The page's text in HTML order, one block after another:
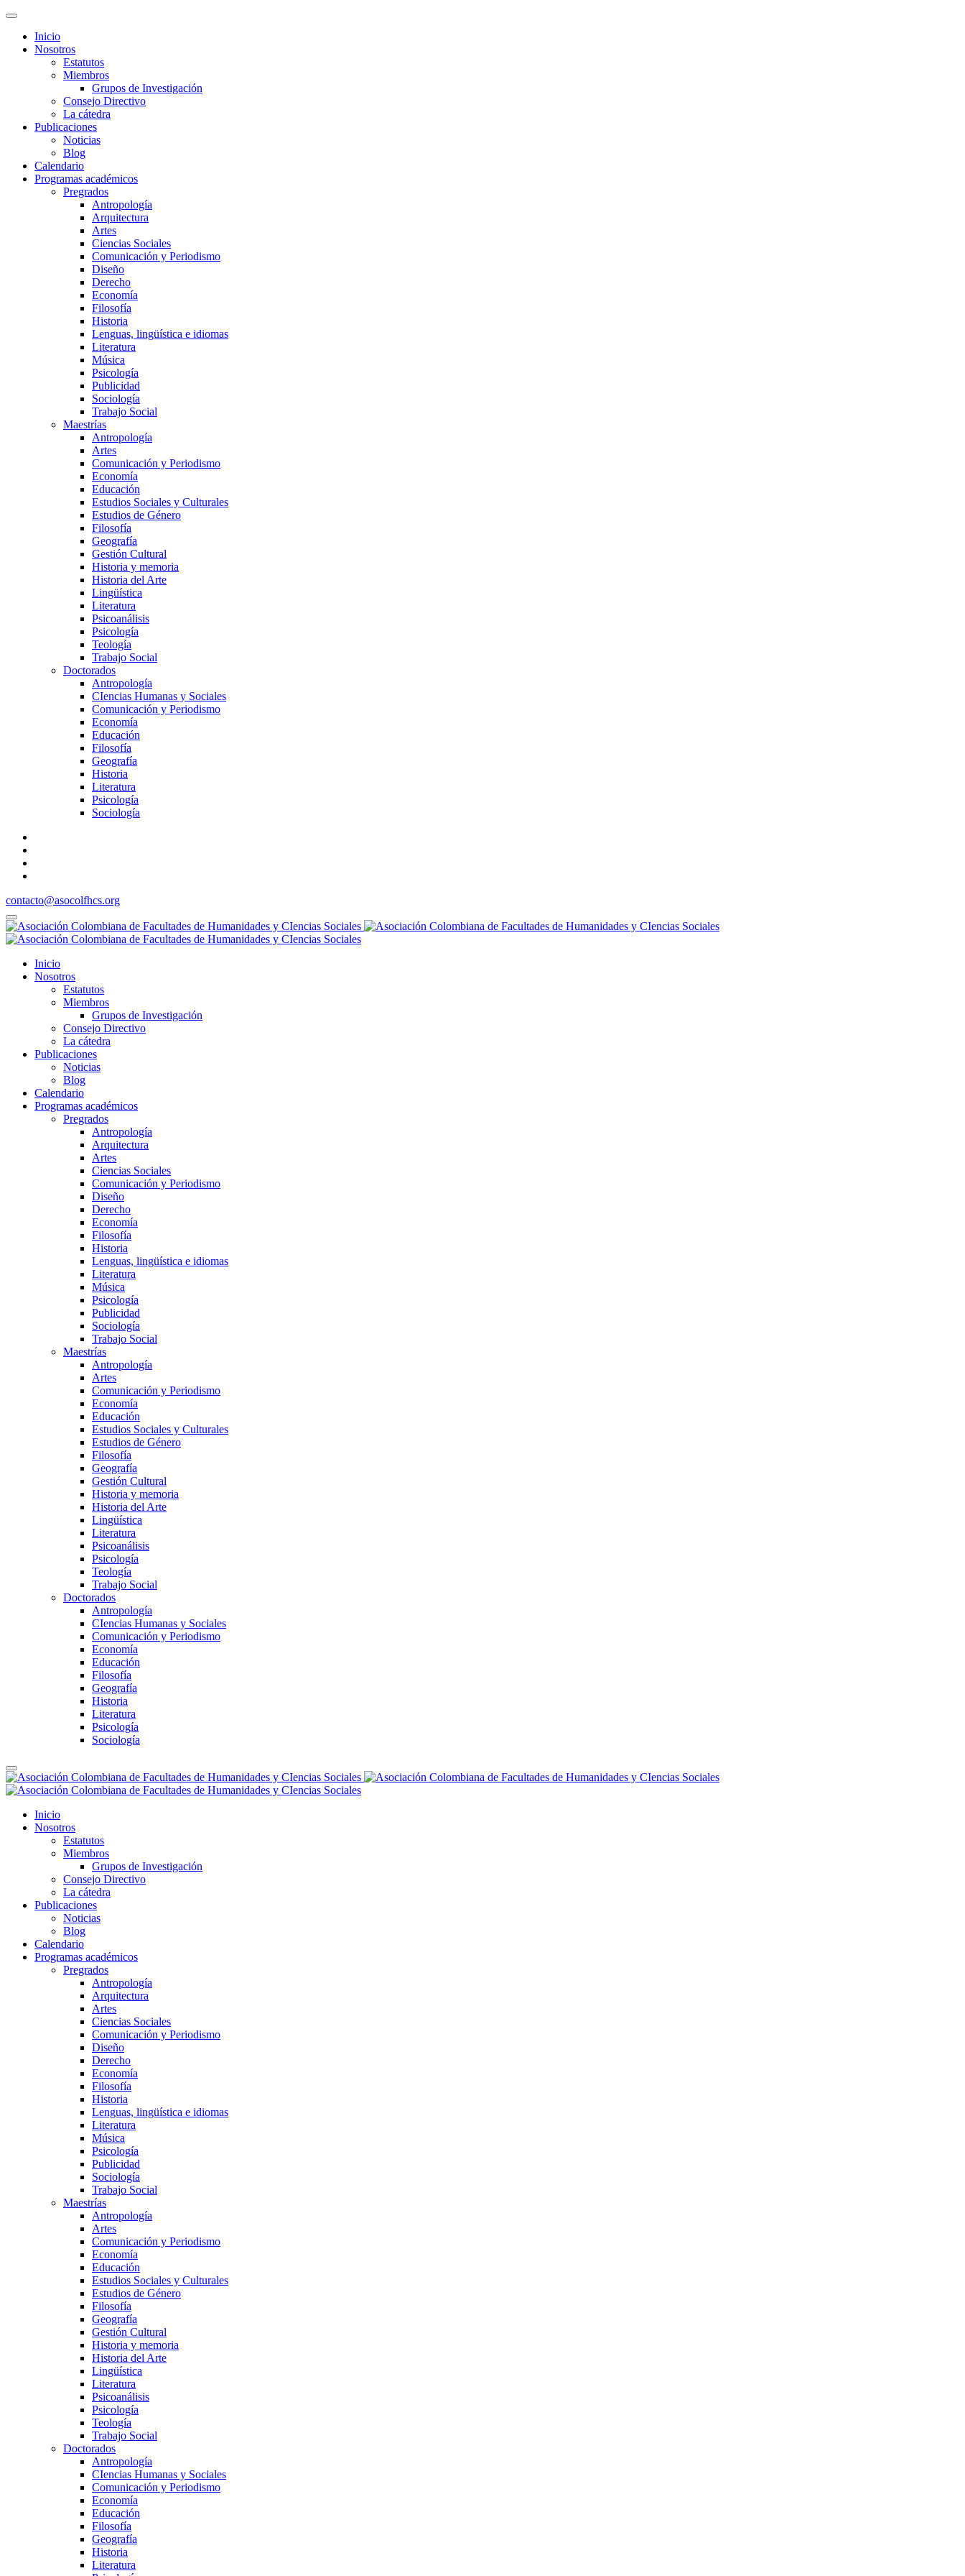
Inicio
Nosotros
Estatutos
Miembros
Grupos de Investigación
Consejo Directivo
La cátedra
Publicaciones
Noticias
Blog
Calendario
Programas académicos
Pregrados
Antropología
Arquitectura
Artes
Ciencias Sociales
Comunicación y Periodismo
Diseño
Derecho
Economía
Filosofía
Historia
Lenguas, lingüística e idiomas
Literatura
Música
Psicología
Publicidad
Sociología
Trabajo Social
Maestrías
Antropología
Artes
Comunicación y Periodismo
Economía
Educación
Estudios Sociales y Culturales
Estudios de Género
Filosofía
Geografía
Gestión Cultural
Historia y memoria
Historia del Arte
Lingüística
Literatura
Psicoanálisis
Psicología
Teología
Trabajo Social
Doctorados
Antropología
CIencias Humanas y Sociales
Comunicación y Periodismo
Economía
Educación
Filosofía
Geografía
Historia
Literatura
Psicología
Sociología
contacto@asocolfhcs.org
Inicio
Nosotros
Estatutos
Miembros
Grupos de Investigación
Consejo Directivo
La cátedra
Publicaciones
Noticias
Blog
Calendario
Programas académicos
Pregrados
Antropología
Arquitectura
Artes
Ciencias Sociales
Comunicación y Periodismo
Diseño
Derecho
Economía
Filosofía
Historia
Lenguas, lingüística e idiomas
Literatura
Música
Psicología
Publicidad
Sociología
Trabajo Social
Maestrías
Antropología
Artes
Comunicación y Periodismo
Economía
Educación
Estudios Sociales y Culturales
Estudios de Género
Filosofía
Geografía
Gestión Cultural
Historia y memoria
Historia del Arte
Lingüística
Literatura
Psicoanálisis
Psicología
Teología
Trabajo Social
Doctorados
Antropología
CIencias Humanas y Sociales
Comunicación y Periodismo
Economía
Educación
Filosofía
Geografía
Historia
Literatura
Psicología
Sociología
Inicio
Nosotros
Estatutos
Miembros
Grupos de Investigación
Consejo Directivo
La cátedra
Publicaciones
Noticias
Blog
Calendario
Programas académicos
Pregrados
Antropología
Arquitectura
Artes
Ciencias Sociales
Comunicación y Periodismo
Diseño
Derecho
Economía
Filosofía
Historia
Lenguas, lingüística e idiomas
Literatura
Música
Psicología
Publicidad
Sociología
Trabajo Social
Maestrías
Antropología
Artes
Comunicación y Periodismo
Economía
Educación
Estudios Sociales y Culturales
Estudios de Género
Filosofía
Geografía
Gestión Cultural
Historia y memoria
Historia del Arte
Lingüística
Literatura
Psicoanálisis
Psicología
Teología
Trabajo Social
Doctorados
Antropología
CIencias Humanas y Sociales
Comunicación y Periodismo
Economía
Educación
Filosofía
Geografía
Historia
Literatura